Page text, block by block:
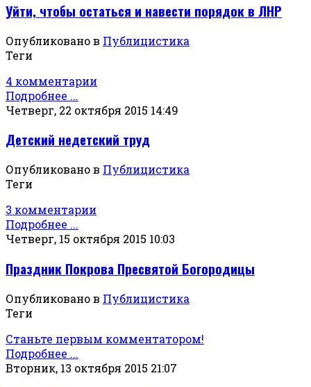
Уйти, чтобы остаться и навести порядок в ЛНР
Опубликовано в Публицистика
Теги
4 комментарии
Подробнее ...
Четверг, 22 октября 2015 14:49
Детский недетский труд
Опубликовано в Публицистика
Теги
3 комментарии
Подробнее ...
Четверг, 15 октября 2015 10:03
Праздник Покрова Пресвятой Богородицы
Опубликовано в Публицистика
Теги
Станьте первым комментатором!
Подробнее ...
Вторник, 13 октября 2015 21:07